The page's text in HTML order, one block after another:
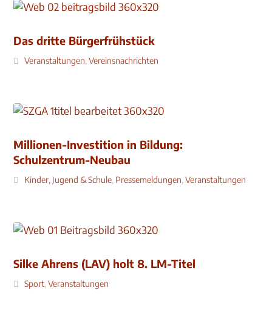
Das dritte Bürgerfrühstück
Veranstaltungen,Vereinsnachrichten
Millionen-Investition in Bildung:
Schulzentrum-Neubau
Kinder, Jugend & Schule, Pressemeldungen,Veranstaltungen
Silke Ahrens (LAV) holt 8. LM-Titel
Sport,Veranstaltungen